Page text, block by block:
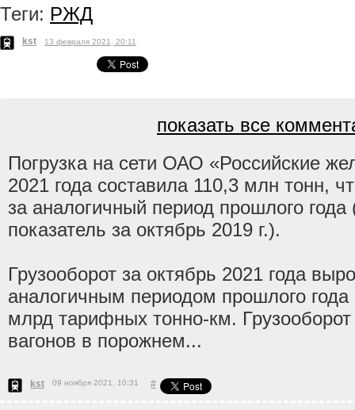
Теги: РЖД
kst 13 февраля 2021, 20:11
показать все
Погрузка на сети ОАО «Российские
2021 года составила 110,3 млн тонн,
за аналогичный период прошлого
показатель за октябрь 2019 г.).
Грузооборот за октябрь 2021 года
аналогичным периодом прошлого
млрд тарифных тонно-км. Грузооборот
вагонов в порожнем...
kst 09 ноября 2021, 10:31 #